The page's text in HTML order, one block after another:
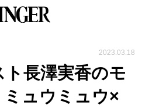
2023.03.18
ト長澤実香のモ
ュウミュウ×